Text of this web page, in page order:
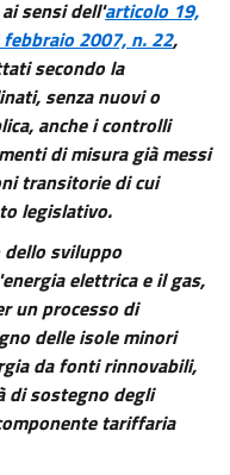
sensi dell'articolo 19,
2007, n. 22,
secondo la
senza nuovi o
anche i controlli
di misura già messi
transitorie di cui
legislativo.
sviluppo
elettrica e il gas,
un processo di
delle isole minori
da fonti rinnovabili,
di sostegno degli
tariffaria